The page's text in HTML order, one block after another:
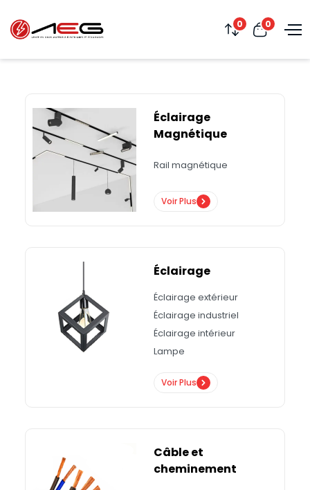
0 0
Éclairage
Magnétique
Rail magnétique
Voir Plus
Éclairage
Éclairage extérieur
Éclairage industriel
Éclairage intérieur
Lampe
Voir Plus
Câble et
cheminement